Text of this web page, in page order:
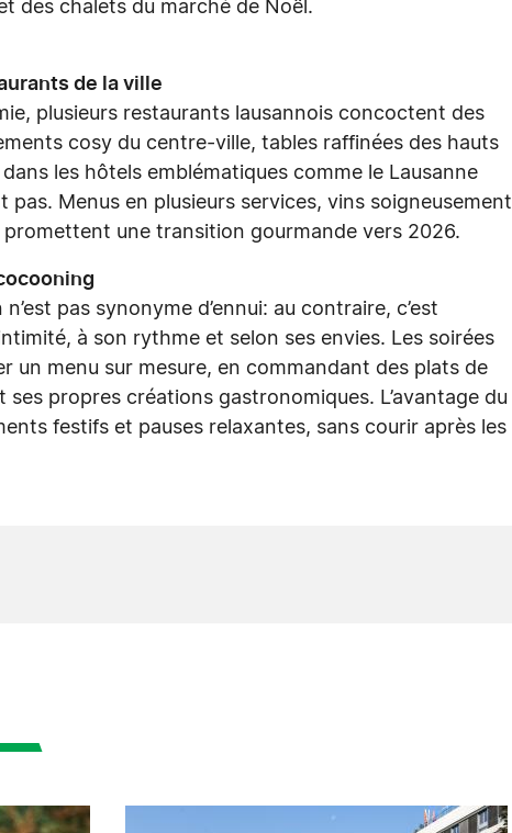
des chalets du marché de Noël.
de la ville
plusieurs restaurants lausannois concoctent des
cosy du centre-ville, tables raffinées des hauts
les hôtels emblématiques comme le Lausanne
pas. Menus en plusieurs services, vins soigneusement
une transition gourmande vers 2026.
pas synonyme d’ennui: au contraire, c’est
à son rythme et selon ses envies. Les soirées
un menu sur mesure, en commandant des plats de
propres créations gastronomiques. L’avantage du
festifs et pauses relaxantes, sans courir après les